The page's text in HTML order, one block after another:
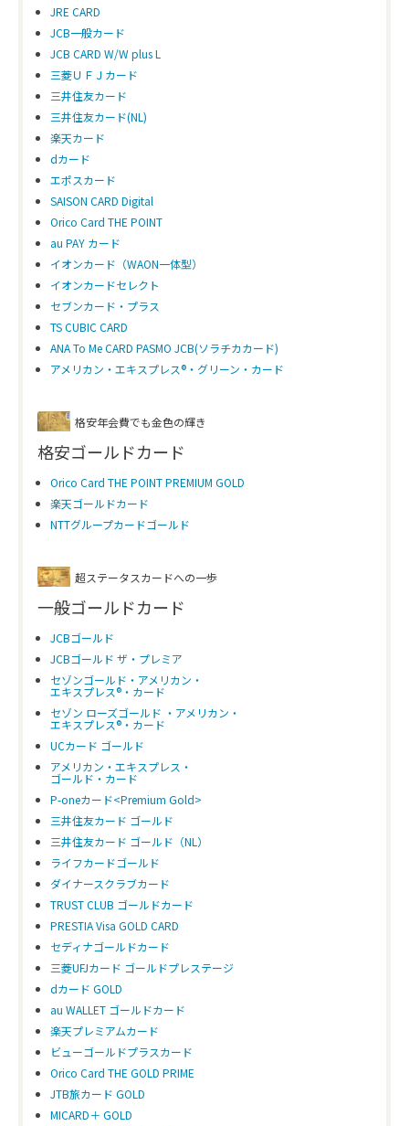
JRE CARD
JCB一般カード
JCB CARD W/W plus L
三菱ＵＦＪカード
三井住友カード
三井住友カード(NL)
楽天カード
dカード
エポスカード
SAISON CARD Digital
Orico Card THE POINT
au PAY カード
イオンカード（WAON一体型）
イオンカードセレクト
セブンカード・プラス
TS CUBIC CARD
ANA To Me CARD PASMO JCB(ソラチカカード)
アメリカン・エキスプレス®・グリーン・カード
格安年会費でも金色の輝き
格安ゴールドカード
Orico Card THE POINT PREMIUM GOLD
楽天ゴールドカード
NTTグループカードゴールド
超ステータスカードへの一歩
一般ゴールドカード
JCBゴールド
JCBゴールド ザ・プレミア
セゾンゴールド・アメリカン・
エキスプレス®・カード
セゾン ローズゴールド ・アメリカン・
エキスプレス®・カード
UCカード ゴールド
アメリカン・エキスプレス・
ゴールド・カード
P-oneカード<Premium Gold>
三井住友カード ゴールド
三井住友カード ゴールド（NL）
ライフカードゴールド
ダイナースクラブカード
TRUST CLUB ゴールドカード
PRESTIA Visa GOLD CARD
セディナゴールドカード
三菱UFJカード ゴールドプレステージ
dカード GOLD
au WALLET ゴールドカード
楽天プレミアムカード
ビューゴールドプラスカード
Orico Card THE GOLD PRIME
JTB旅カード GOLD
MICARD＋ GOLD